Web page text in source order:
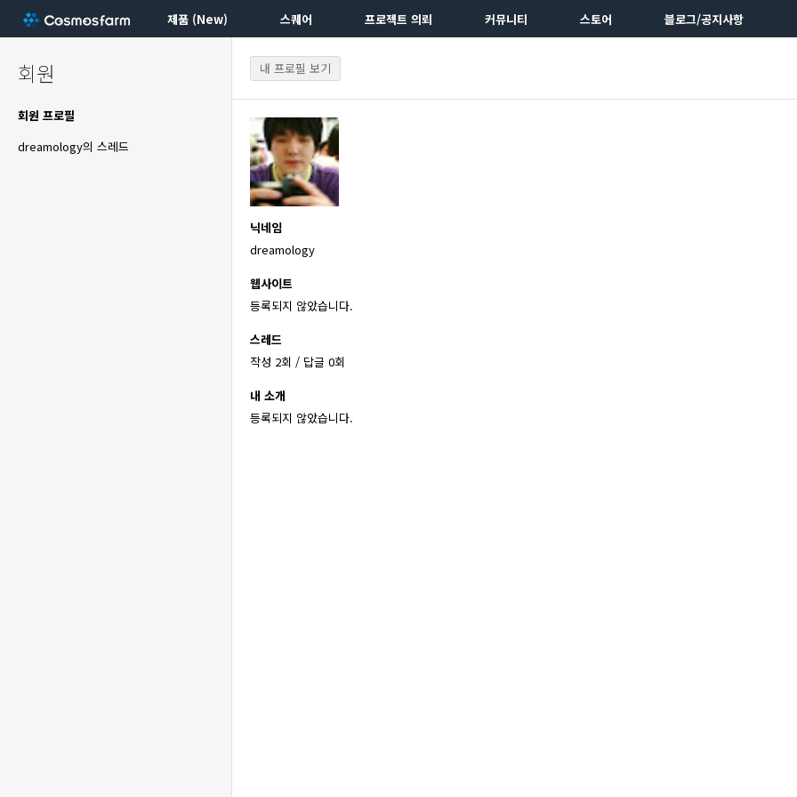
제품 (New) 스퀘어 프로젝트 의뢰 커뮤니티 스토어 블로그/공지사항
회원
회원 프로필
dreamology의 스레드
내 프로필 보기
닉네임
dreamology
웹사이트
등록되지 않았습니다.
스레드
작성 2회 / 답글 0회
내 소개
등록되지 않았습니다.